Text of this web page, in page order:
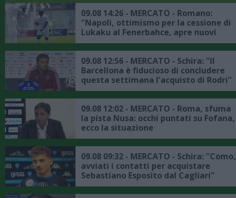
09.08 14:26 - MERCATO - Romano:
"Napoli, ottimismo per la cessione di
Lukaku al Fenerbahce, apre nuovi
scenari"
09.08 12:56 - MERCATO - Schira: "Il
Barcellona è fiducioso di concludere
questa settimana l'acquisto di Rodri"
09.08 12:02 - MERCATO - Roma, sfuma
la pista Nusa: occhi puntati su Fofana,
ecco la situazione
09.08 09:32 - MERCATO - Schira: "Como,
avviati i contatti per acquistare
Sebastiano Esposito dal Cagliari"